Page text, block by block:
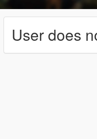
User does